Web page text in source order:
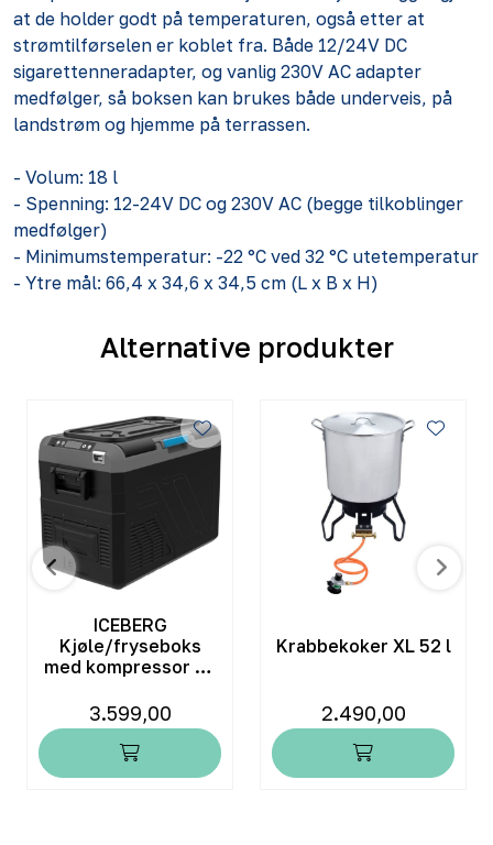
at de holder godt på temperaturen, også etter at
strømtilførselen er koblet fra. Både 12/24V DC
sigarettenneradapter, og vanlig 230V AC adapter
medfølger, så boksen kan brukes både underveis, på
landstrøm og hjemme på terrassen.
- Volum: 18 l
- Spenning: 12-24V DC og 230V AC (begge tilkoblinger
medfølger)
- Minimumstemperatur: -22 °C ved 32 °C utetemperatur
- Ytre mål: 66,4 x 34,6 x 34,5 cm (L x B x H)
Alternative produkter
ICEBERG
Kjøle/fryseboks
med kompressor 32
3.599,00
Krabbekoker XL 52 l
2.490,00